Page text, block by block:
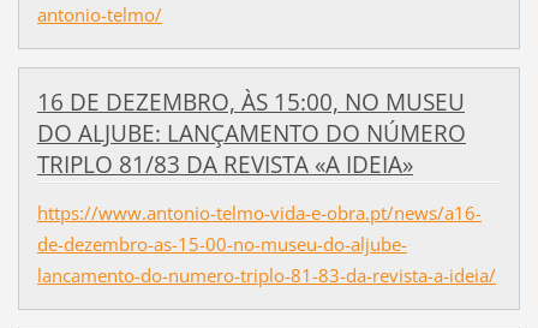
antonio-telmo/
16 DE DEZEMBRO, ÀS 15:00, NO MUSEU
DO ALJUBE: LANÇAMENTO DO NÚMERO
TRIPLO 81/83 DA REVISTA «A IDEIA»
https://www.antonio-telmo-vida-e-obra.pt/news/a16-
de-dezembro-as-15-00-no-museu-do-aljube-
lancamento-do-numero-triplo-81-83-da-revista-a-ideia/